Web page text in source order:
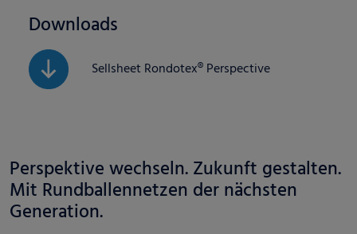
Downloads
Sellsheet Rondotex® Perspective
Perspektive wechseln. Zukunft gestalten.
Mit Rundballennetzen der nächsten
Generation.